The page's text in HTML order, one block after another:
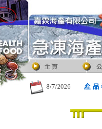
8/7/2026